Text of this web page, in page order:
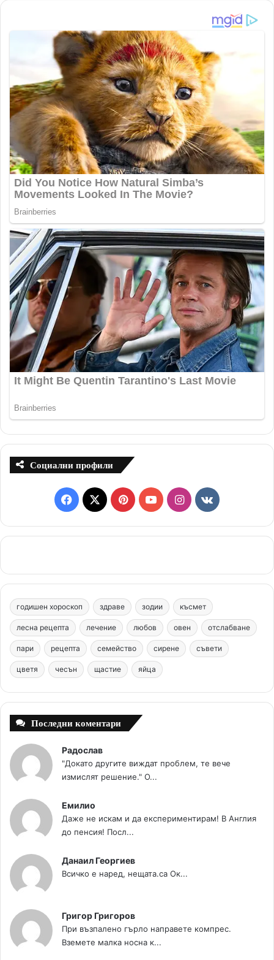
Социални профили
F
a
e
b
o
o
k
X
P
i
t
e
r
e
s
t
Y
o
T
u
b
e
I
n
t
a
g
r
m
v
k
c
m
годишен хороскоп здраве зодии късмет
лесна рецепта лечение любов овен отслабване
пари рецепта семейство сирене съвети
цветя чесън щастие яйца
Последни коментари
Радослав
"Докато другите виждат проблем, те вече
измислят решение." О...
Емилио
Даже не искам и да експериментирам! В Англия
до пенсия! Посл...
Данаил Георгиев
Всичко е наред, нещата.са Ок...
Григор Григоров
При възпалено гърло направете компрес.
Вземете малка носна к...